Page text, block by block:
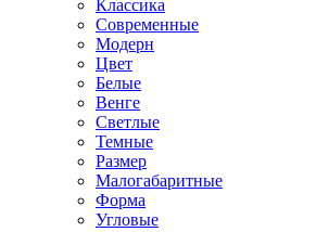
Классика
Современные
Модерн
Цвет
Белые
Венге
Светлые
Темные
Размер
Малогабаритные
Форма
Угловые